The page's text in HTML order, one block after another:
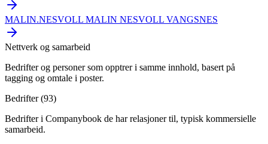
MALIN.NESVOLL MALIN NESVOLL VANGSNES
Nettverk og samarbeid
Bedrifter og personer som opptrer i samme innhold, basert på
tagging og omtale i poster.
Bedrifter (93)
Bedrifter i Companybook de har relasjoner til, typisk kommersielle
samarbeid.